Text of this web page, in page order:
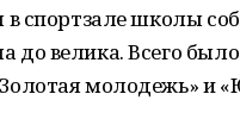
спортзале школы
велика. Всего
молодежь» и